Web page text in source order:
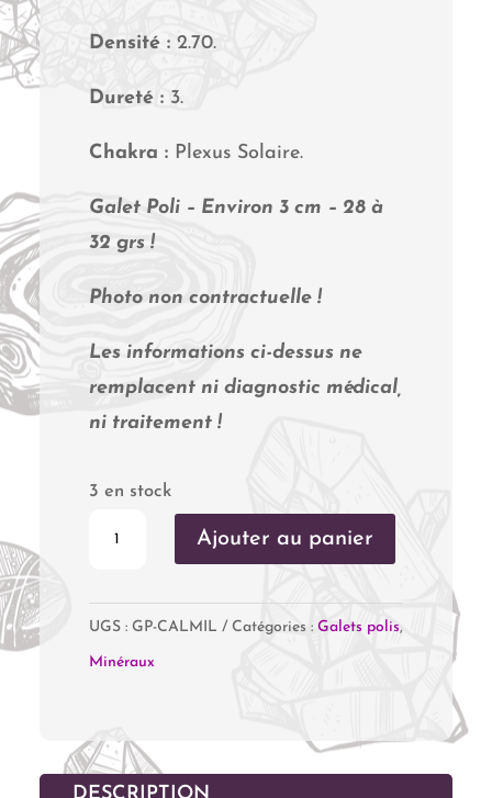
Densité :2.70.
Dureté :3.
Chakra :Plexus Solaire.
Galet Poli – Environ 3 cm – 28 à
32 grs !
Photo non contractuelle !
Les informations ci-dessus ne
remplacent ni diagnostic médical,
ni traitement !
3 en stock
Miel
Ajouter au panier
UGS : GP-CALMIL Catégories : Galets polis,
Minéraux
DESCRIPTION